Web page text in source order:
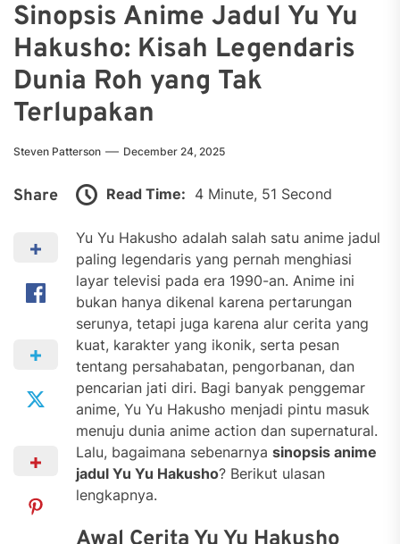
Sinopsis Anime Jadul Yu Yu
Hakusho: Kisah Legendaris
Dunia Roh yang Tak
Terlupakan
Steven Patterson December 24, 2025
Share Read Time: 4 Minute, 51 Second
Yu Yu Hakusho adalah salah satu anime jadul
paling legendaris yang pernah menghiasi
layar televisi pada era 1990-an. Anime ini
bukan hanya dikenal karena pertarungan
serunya, tetapi juga karena alur cerita yang
kuat, karakter yang ikonik, serta pesan
tentang persahabatan, pengorbanan, dan
pencarian jati diri. Bagi banyak penggemar
anime, Yu Yu Hakusho menjadi pintu masuk
menuju dunia anime action dan supernatural.
Lalu, bagaimana sebenarnya sinopsis anime
jadul Yu Yu Hakusho? Berikut ulasan
lengkapnya.